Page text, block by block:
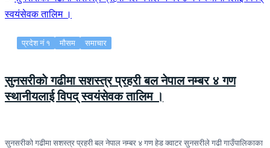
प्रदेश नं १ मौसम समाचार
सुनसरीकाे गढीमा सशस्त्र प्रहरी बल नेपाल नम्बर ४ गण
स्थानीयलाई विपद् स्वयंसेवक तालिम ।
सुनसरीकाे गढीमा सशस्त्र प्रहरी बल नेपाल नम्बर ४ गण हेड क्वाटर सुनसरीले गढी गाउँपालिकाका